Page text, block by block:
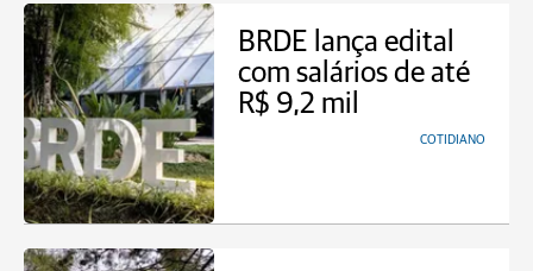
BRDE lança edital
com salários de até
R$ 9,2 mil
COTIDIANO